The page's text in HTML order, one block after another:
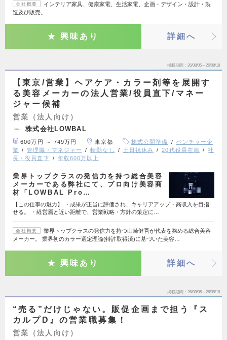
会社概要
インテリア家具、健康家電、生活家電、企画・デザイン・設計・製
造及び販売。
興味あり 詳細へ
掲載期間 26/08/05～26/08/18
【東京/営業】ヘアケア・カラー剤等を展開す
る美容メーカーの法人営業/役員直下/マネー
ジャー候補
営業（法人向け）
株式会社LOWBAL
600万円 ～ 749万円 東京都 株式公開準備
ベンチャー企
業
管理職・マネジャー 転勤なし 土日祝休み 20代役員在籍
社
長・役員直下
年収600万以上
業界トップクラスの発信力を持つ総合美容
メーカーである弊社にて、プロ向け美容商
材「LOWBAL Pro…
【この仕事の魅力】 ・成果が正当に評価され、キャリアアップ・高収入を目指
せる。 ・経営層と近い距離で、営業戦略・方針の策定に…
会社概要
業界トップクラスの発信力を持つ山崎健吾が代表を務める総合美容
メーカー。 業界初のカラー選定理論(特許取得済)に基づいた美容…
興味あり 詳細へ
掲載期間 26/08/05～26/08/18
“売る”だけじゃない。販促企画まで担う『ス
カルプD』の営業職募集！
営業（法人向け）